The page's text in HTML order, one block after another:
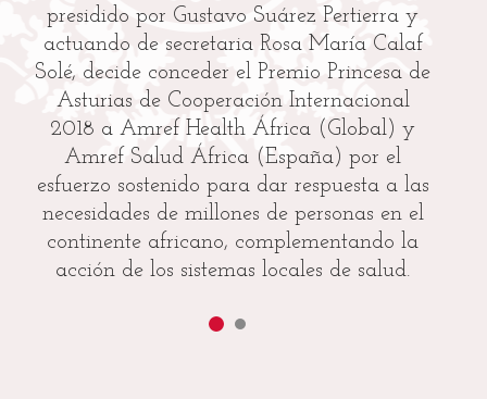
presidido por Gustavo Suárez Pertierra y
actuando de secretaria Rosa María Calaf
Solé, decide conceder el Premio Princesa de
Asturias de Cooperación Internacional
2018 a Amref Health África (Global) y
Amref Salud África (España) por el
esfuerzo sostenido para dar respuesta a las
necesidades de millones de personas en el
continente africano, complementando la
acción de los sistemas locales de salud.